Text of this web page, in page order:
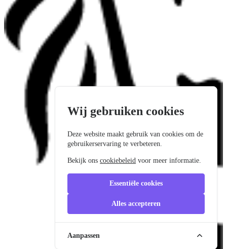
Wij gebruiken cookies
Deze website maakt gebruik van cookies om de
gebruikerservaring te verbeteren.
Bekijk onscookiebeleid voor meer informatie.
Essentiële cookies
Alles accepteren
Aanpassen